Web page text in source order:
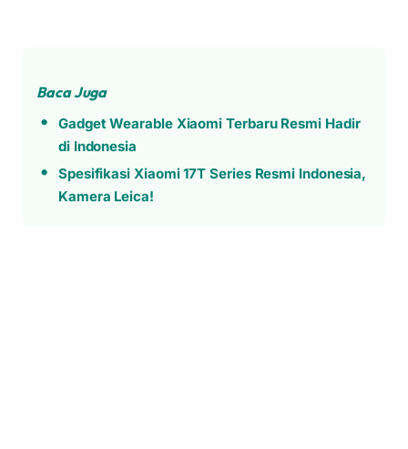
Baca Juga
Gadget Wearable Xiaomi Terbaru Resmi Hadir
di Indonesia
Spesifikasi Xiaomi 17T Series Resmi Indonesia,
Kamera Leica!